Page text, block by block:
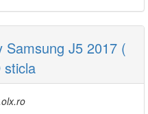
Samsung J5 2017 (
sticla